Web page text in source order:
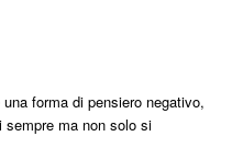
forma di pensiero negativo,
ma non solo si